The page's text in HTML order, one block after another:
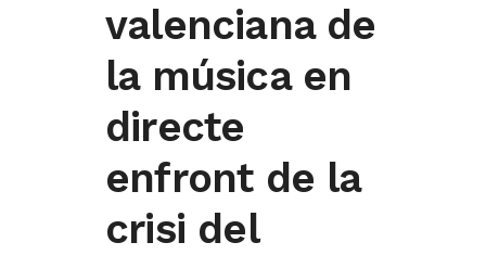
valenciana de
la música en
directe
enfront de la
crisi del